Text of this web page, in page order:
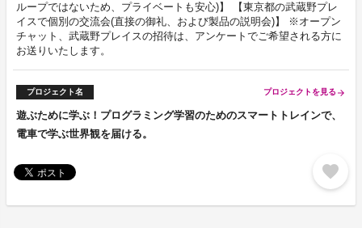
ループではないため、プライベートも安心)】 【東京都の武蔵野プレ
イスで個別の交流会(直接の御礼、および製品の説明会)】 ※オープン
チャット、武蔵野プレイスの招待は、アンケートでご希望される方に
お送りいたします。
プロジェクト名 プロジェクトを見る arrow_forward
遊ぶために学ぶ！プログラミング学習のためのスマートトレインで、
電車で学ぶ世界観を届ける。
favorite